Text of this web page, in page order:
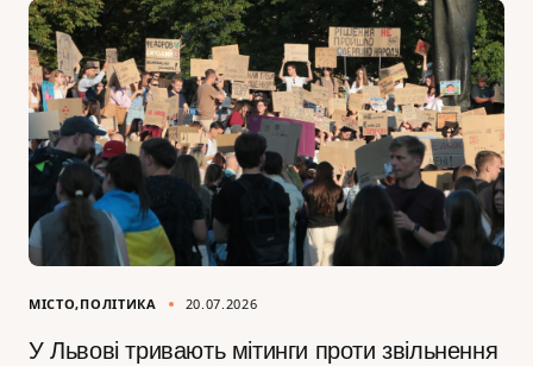
МІСТО ПОЛІТИКА 20.07.2026
У Львові тривають мітинги проти звільнення